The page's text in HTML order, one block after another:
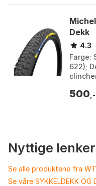
Dekk
4.3
Farge:
622);
500 ,-
Nyttige lenker
Se alle produktene fra
Se våre SYKKELDEKK OG